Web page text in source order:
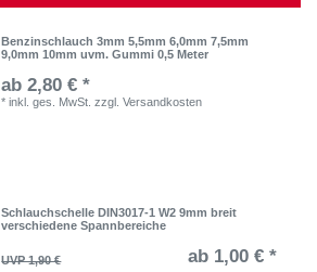
Benzinschlauch 3mm 5,5mm 6,0mm 7,5mm
9,0mm 10mm uvm. Gummi 0,5 Meter
ab 2,80 € *
*inkl. ges. MwSt. zzgl.Versandkosten
Schlauchschelle DIN3017-1 W2 9mm breit
verschiedene Spannbereiche
UVP 1,90 € ab 1,00 € *